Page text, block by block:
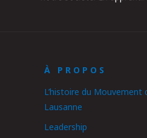
À PROPOS
L’histoire du Mouvement
Lausanne
Leadership